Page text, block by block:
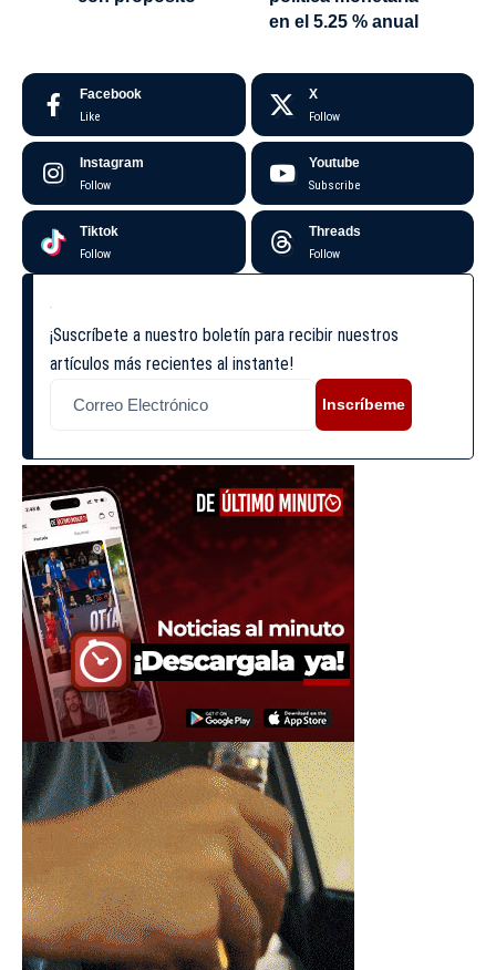
en el 5.25 % anual
Facebook
Like
X
Follow
Instagram
Follow
Youtube
Subscribe
Tiktok
Follow
Threads
Follow
¡Suscríbete a nuestro boletín para recibir nuestros
artículos más recientes al instante!
Inscríbeme